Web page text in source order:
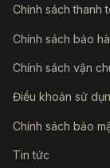
Chính sách thanh
Chính sách bảo
Chính sách vận
Điều khoản sử
Chính sách bảo
Tin tức